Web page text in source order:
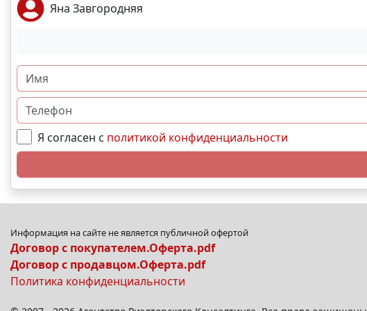
Яна Завгородняя
Я согласен с политикой конфиденциальности
Информация на сайте не является публичной офертой
Договор с покупателем.Оферта.pdf
Договор с продавцом.Оферта.pdf
Политика конфиденциальности